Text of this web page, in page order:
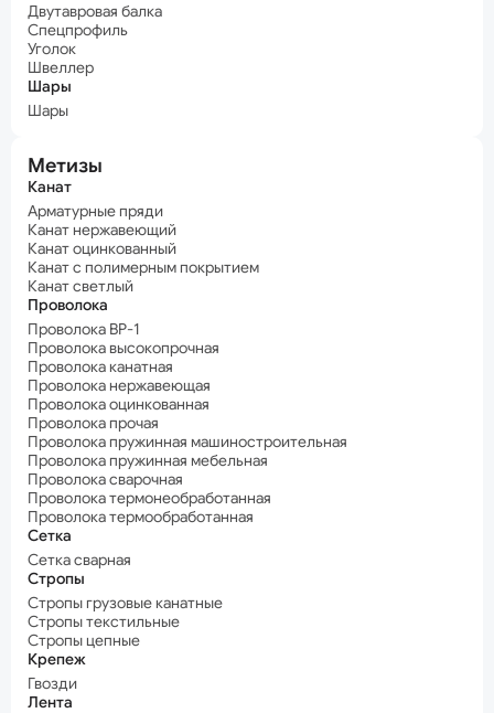
Двутавровая балка
Спецпрофиль
Уголок
Швеллер
Шары
Шары
Метизы
Канат
Арматурные пряди
Канат нержавеющий
Канат оцинкованный
Канат с полимерным покрытием
Канат светлый
Проволока
Проволока ВР-1
Проволока высокопрочная
Проволока канатная
Проволока нержавеющая
Проволока оцинкованная
Проволока прочая
Проволока пружинная машиностроительная
Проволока пружинная мебельная
Проволока сварочная
Проволока термонеобработанная
Проволока термообработанная
Сетка
Сетка сварная
Стропы
Стропы грузовые канатные
Стропы текстильные
Стропы цепные
Крепеж
Гвозди
Лента